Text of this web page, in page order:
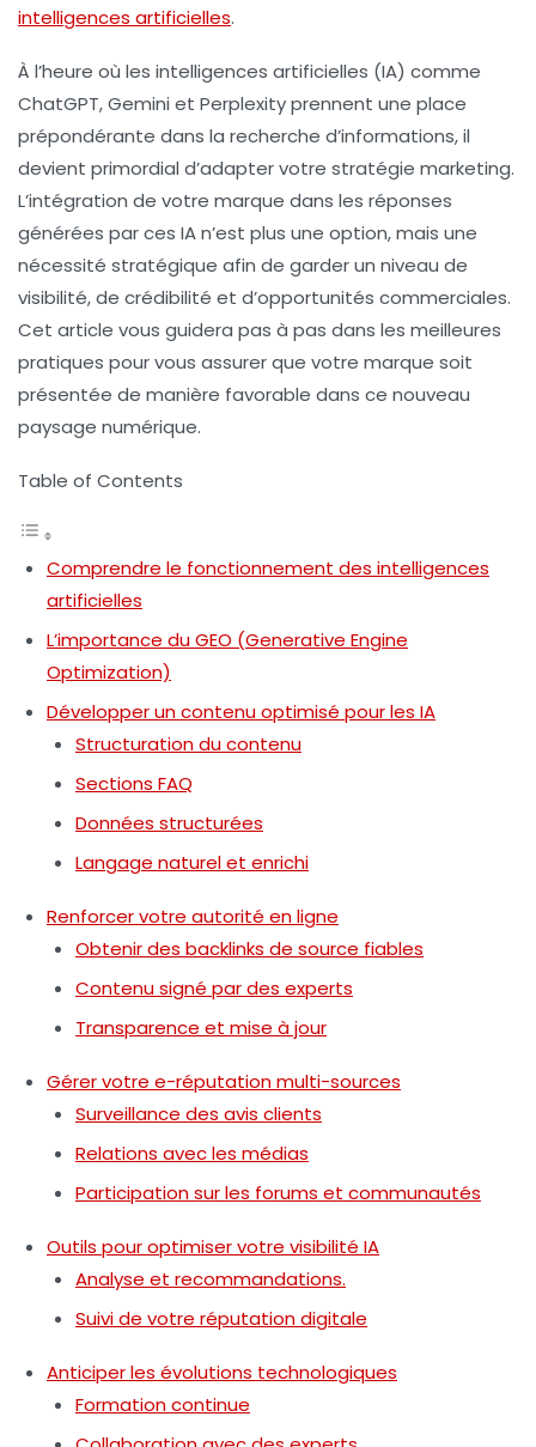
intelligences artificielles.
À l’heure où les intelligences artificielles (IA) comme
ChatGPT, Gemini et Perplexity prennent une place
prépondérante dans la recherche d’informations, il
devient primordial d’adapter votre stratégie marketing.
L’intégration de votre marque dans les réponses
générées par ces IA n’est plus une option, mais une
nécessité stratégique afin de garder un niveau de
visibilité, de crédibilité et d’opportunités commerciales.
Cet article vous guidera pas à pas dans les meilleures
pratiques pour vous assurer que votre marque soit
présentée de manière favorable dans ce nouveau
paysage numérique.
Table of Contents
Comprendre le fonctionnement des intelligences
artificielles
L’importance du GEO (Generative Engine
Optimization)
Développer un contenu optimisé pour les IA
Structuration du contenu
Sections FAQ
Données structurées
Langage naturel et enrichi
Renforcer votre autorité en ligne
Obtenir des backlinks de source fiables
Contenu signé par des experts
Transparence et mise à jour
Gérer votre e-réputation multi-sources
Surveillance des avis clients
Relations avec les médias
Participation sur les forums et communautés
Outils pour optimiser votre visibilité IA
Analyse et recommandations.
Suivi de votre réputation digitale
Anticiper les évolutions technologiques
Formation continue